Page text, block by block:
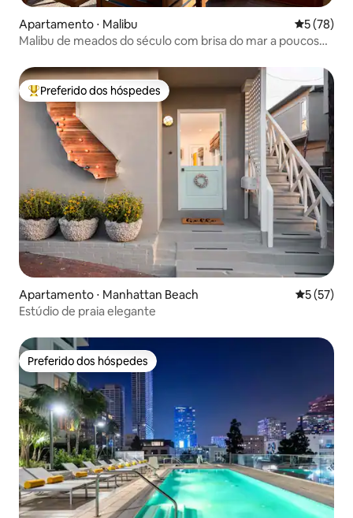
Apartamento ⋅ Malibu 5 de uma
5 (78)
Malibu de meados do século com brisa do mar a poucos
Entre os melhores preferidos dos hóspedes
Preferido dos hóspedes
Apartamento ⋅ Manhattan Beach 5 de uma
5 (57)
Estúdio de praia elegante
Preferido dos hóspedes
Preferido dos hóspedes